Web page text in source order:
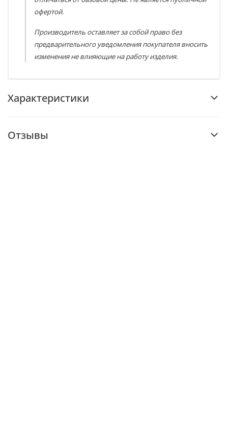
офертой.
Производитель оставляет за собой право без
предварительного уведомления покупателя вносить
изменения не влияющие на работу изделия.
Характеристики
Отзывы